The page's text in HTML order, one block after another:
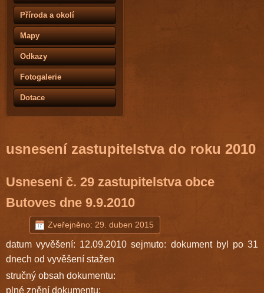
Příroda a okolí
Mapy
Odkazy
Fotogalerie
Dotace
usnesení zastupitelstva do roku 2010
Usnesení č. 29 zastupitelstva obce
Butoves dne 9.9.2010
Zveřejněno: 29. duben 2015
datum vyvěšení: 12.09.2010 sejmuto: dokument byl po 31
dnech od vyvěšení stažen
stručný obsah dokumentu:
plné znění dokumentu: